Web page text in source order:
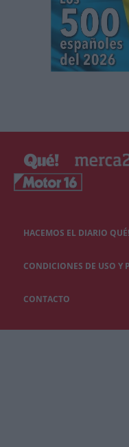
HACEMOS EL DIARIO QUÉ!
CONDICIONES DE USO Y
CONTACTO